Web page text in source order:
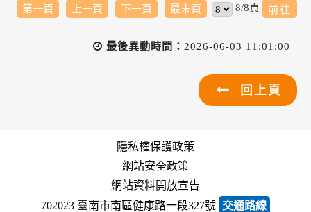
第一頁 上一頁 下一頁 最末頁 8/8頁
最後異動時間： 2026-06-03 11:01:00
回上頁
隱私權保護政策
網站安全政策
網站資料開放宣告
702023 臺南市南區健康路一段327號 交通路線